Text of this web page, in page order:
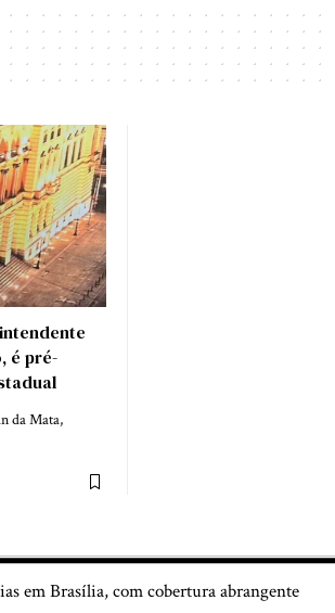
é pré-
da Mata,
em Brasília, com cobertura abrangente